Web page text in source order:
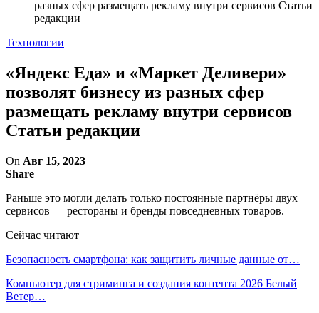
разных сфер размещать рекламу внутри сервисов Статьи
редакции
Технологии
«Яндекс Еда» и «Маркет Деливери»
позволят бизнесу из разных сфер
размещать рекламу внутри сервисов
Статьи редакции
On Авг 15, 2023
Share
Раньше это могли делать только постоянные партнёры двух
сервисов — рестораны и бренды повседневных товаров.
Сейчас читают
Безопасность смартфона: как защитить личные данные от…
Компьютер для стриминга и создания контента 2026 Белый
Ветер…